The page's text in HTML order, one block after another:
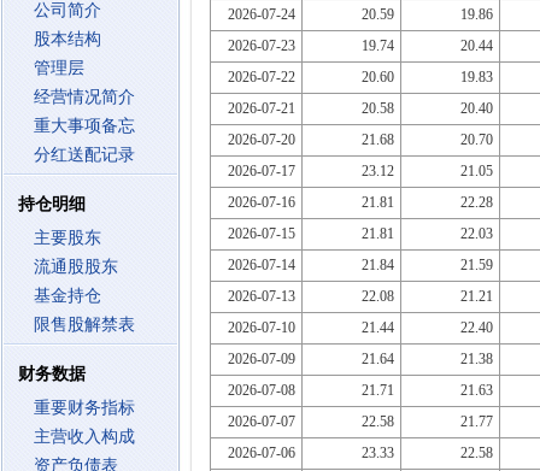
公司简介
股本结构
管理层
经营情况简介
重大事项备忘
分红送配记录
持仓明细
主要股东
流通股股东
基金持仓
限售股解禁表
财务数据
重要财务指标
主营收入构成
资产负债表
2026-07-24
20.59
19.86
2026-07-23
19.74
20.44
2026-07-22
20.60
19.83
2026-07-21
20.58
20.40
2026-07-20
21.68
20.70
2026-07-17
23.12
21.05
2026-07-16
21.81
22.28
2026-07-15
21.81
22.03
2026-07-14
21.84
21.59
2026-07-13
22.08
21.21
2026-07-10
21.44
22.40
2026-07-09
21.64
21.38
2026-07-08
21.71
21.63
2026-07-07
22.58
21.77
2026-07-06
23.33
22.58